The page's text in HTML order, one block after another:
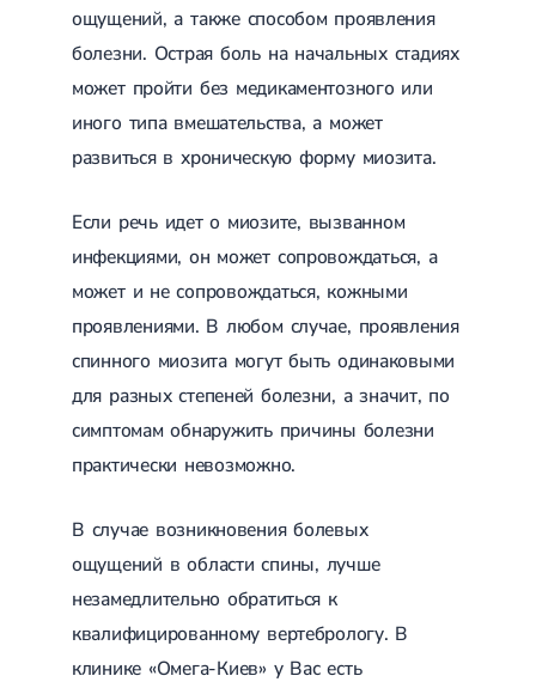
Магнитотерапия
Лазерная терапия
Реабилитация после перелома
Реабилитация после вывиха
Реабилитация после артроскопии
Лечебная физкультура
Массаж
ощущений, а также способом проявления
болезни. Острая боль на начальных стадиях
может пройти без медикаментозного или
иного типа вмешательства, а может
развиться в хроническую форму миозита.
Если речь идет о миозите, вызванном
инфекциями, он может сопровождаться, а
может и не сопровождаться, кожными
проявлениями. В любом случае, проявления
спинного миозита могут быть одинаковыми
для разных степеней болезни, а значит, по
симптомам обнаружить причины болезни
практически невозможно.
В случае возникновения болевых
ощущений в области спины, лучше
незамедлительно обратиться к
квалифицированному вертебрологу. В
клинике «Омега-Киев» у Вас есть